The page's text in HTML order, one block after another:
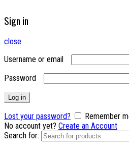
Sign in
close
Username or email
Password
Log in
Lost your password?
Remember
No account yet? Create an Account
Search for: